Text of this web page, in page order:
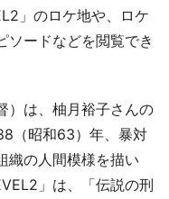
」のロケ地や、ロケ
ソードなどを閲覧でき
）は、柚月裕子さんの
（昭和63）年、暴対
織の人間模様を描い
」は、「伝説の刑